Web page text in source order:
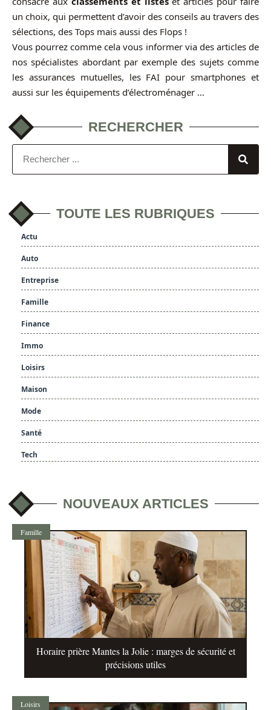
un choix, qui permettent d’avoir des conseils au travers des
sélections, des Tops mais aussi des Flops !
Vous pourrez comme cela vous informer via des articles de
nos spécialistes abordant par exemple des sujets comme
les assurances mutuelles, les FAI pour smartphones et
aussi sur les équipements d’électroménager …
RECHERCHER
TOUTE LES RUBRIQUES
Actu
Auto
Entreprise
Famille
Finance
Immo
Loisirs
Maison
Mode
Santé
Tech
NOUVEAUX ARTICLES
Famille
Horaire prière Mantes la Jolie : marges de sécurité et
précisions utiles
Loisirs